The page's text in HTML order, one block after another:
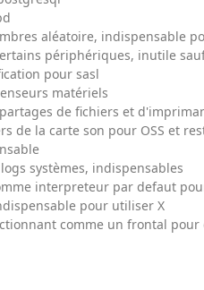
aléatoire, indispensable
périphériques, inutile
pour sasl
matériels
de fichiers et
de la carte son pour OSS et
systèmes, indispensables
interpreteur par defaut
pour utiliser X
comme un frontal